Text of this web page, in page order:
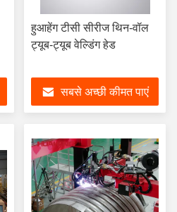
हुआहेंग टीसी सीरीज थिन-वॉल
ट्यूब-ट्यूब वेल्डिंग हेड
सबसे अच्छी कीमत पाएं